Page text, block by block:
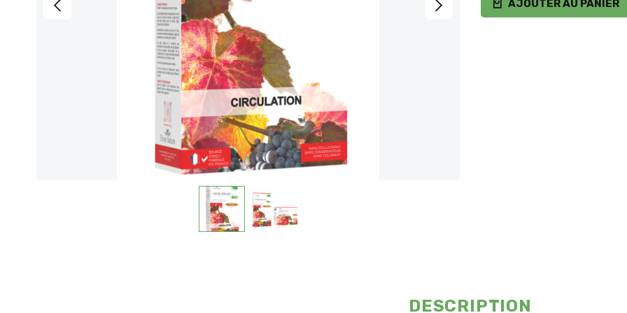
AJOUTER AU PANIER
DESCRIPTION